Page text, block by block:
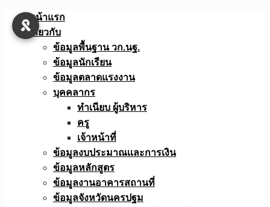
Skip
หน้าแรก
เกี่ยวกับ
ข้อมูลพื้นฐาน วก.นฐ.
ข้อมูลนักเรียน
ข้อมูลตลาดแรงงาน
บุคคลากร
ทำเนียบ ผู้บริหาร
ครู
เจ้าหน้าที่
ข้อมูลงบประมาณเเละการเงิน
ข้อมูลหลักสูตร
ข้อมูลงานอาคารสถานที่
ข้อมูลจังหวัดนครปฐม